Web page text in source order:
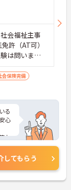
会福祉主事
許（AT可）
は問いませ
会保険完備
る
心
お
してもらう